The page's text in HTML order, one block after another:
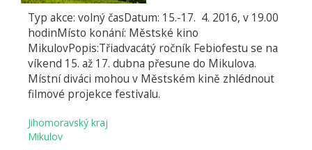
Typ akce: volný časDatum: 15.-17. 4. 2016, v 19.00
hodinMísto konání: Městské kino
MikulovPopis:Třiadvacátý ročník Febiofestu se na
víkend 15. až 17. dubna přesune do Mikulova.
Místní diváci mohou v Městském kině zhlédnout
filmové projekce festivalu.
Jihomoravský kraj
Mikulov